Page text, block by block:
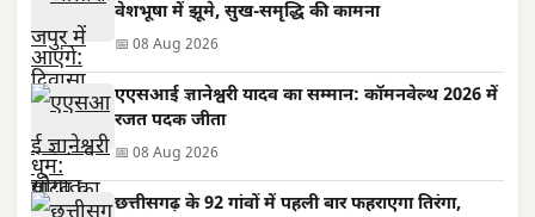
वेशभूषा में झूमे, सुख-समृद्धि की कामना
📅 08 Aug 2026
एएसआई ज्ञानेश्वरी यादव का सम्मान: कॉमनवेल्थ 2026 में
रजत पदक जीता
📅 08 Aug 2026
छत्तीसगढ़ के 92 गांवों में पहली बार फहराएगा तिरंगा,